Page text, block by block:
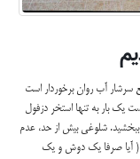
سرشار آب روان برخوردار است
یک بار به تنها استخر دزفول
ببخشید. شلوغی بیش از حد، عدم
( آیا صرفا یک دوش و یک